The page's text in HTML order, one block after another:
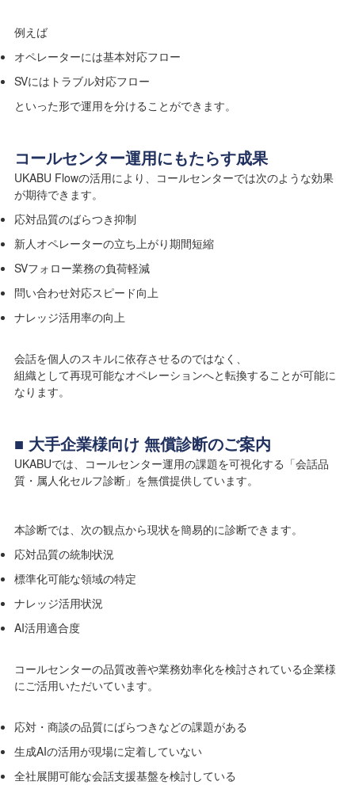
例えば
オペレーターには基本対応フロー
SVにはトラブル対応フロー
といった形で運用を分けることができます。
コールセンター運用にもたらす成果
UKABU Flowの活用により、コールセンターでは次のような効果
が期待できます。
応対品質のばらつき抑制
新人オペレーターの立ち上がり期間短縮
SVフォロー業務の負荷軽減
問い合わせ対応スピード向上
ナレッジ活用率の向上
会話を個人のスキルに依存させるのではなく、
組織として再現可能なオペレーションへと転換することが可能に
なります。
■ 大手企業様向け 無償診断のご案内
UKABUでは、コールセンター運用の課題を可視化する「会話品
質・属人化セルフ診断」を無償提供しています。
本診断では、次の観点から現状を簡易的に診断できます。
応対品質の統制状況
標準化可能な領域の特定
ナレッジ活用状況
AI活用適合度
コールセンターの品質改善や業務効率化を検討されている企業様
にご活用いただいています。
応対・商談の品質にばらつきなどの課題がある
生成AIの活用が現場に定着していない
全社展開可能な会話支援基盤を検討している